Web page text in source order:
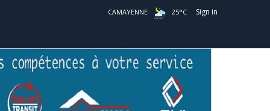
CAMAYENNE 25°C Sign in